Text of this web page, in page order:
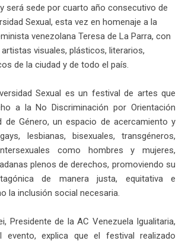
será sede por cuarto año consecutivo de
Sexual, esta vez en homenaje a la
venezolana Teresa de La Parra, con
visuales, plásticos, literarios,
de la ciudad y de todo el país.
Sexual es un festival de artes que
a la No Discriminación por Orientación
de Género, un espacio de acercamiento y
lesbianas, bisexuales, transgéneros,
como hombres y mujeres,
plenos de derechos, promoviendo su
de manera justa, equitativa e
la inclusión social necesaria.
Presidente de la AC Venezuela Igualitaria,
evento, explica que el festival realizado